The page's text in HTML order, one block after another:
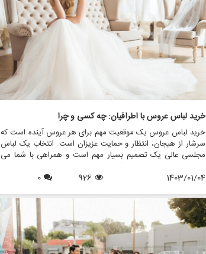
خرید لباس عروس با اطرافیان: چه کسی و چرا
خرید لباس عروس یک موقعیت مهم برای هر عروس آینده است که
سرشار از هیجان، انتظار و حمایت عزیزان است. انتخاب یک لباس
مجلسی عالی یک تصمیم بسیار مهم است و همراهی با شما می
1403/01/04
926
0